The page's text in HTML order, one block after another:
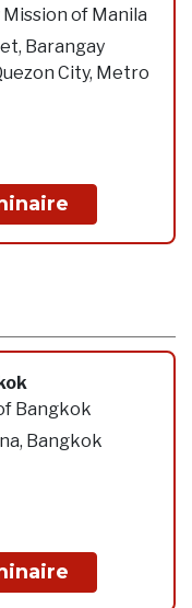
of Manila
Barangay
City, Metro
Bangkok
Bangkok